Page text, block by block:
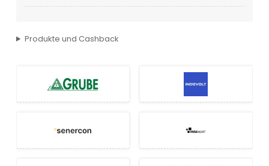
Produkte und Cashback